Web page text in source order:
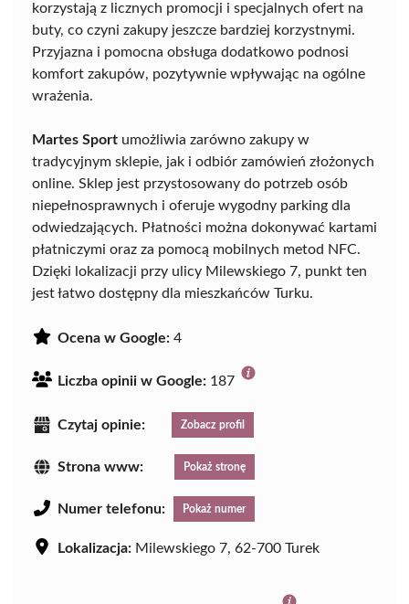
korzystają z licznych promocji i specjalnych ofert na
buty, co czyni zakupy jeszcze bardziej korzystnymi.
Przyjazna i pomocna obsługa dodatkowo podnosi
komfort zakupów, pozytywnie wpływając na ogólne
wrażenia.
Martes Sport umożliwia zarówno zakupy w
tradycyjnym sklepie, jak i odbiór zamówień złożonych
online. Sklep jest przystosowany do potrzeb osób
niepełnosprawnych i oferuje wygodny parking dla
odwiedzających. Płatności można dokonywać kartami
płatniczymi oraz za pomocą mobilnych metod NFC.
Dzięki lokalizacji przy ulicy Milewskiego 7, punkt ten
jest łatwo dostępny dla mieszkańców Turku.
Ocena w Google: 4
Liczba opinii w Google: 187
Czytaj opinie: Zobacz profil
Strona www: Pokaż stronę
Numer telefonu: Pokaż numer
Lokalizacja: Milewskiego 7, 62-700 Turek